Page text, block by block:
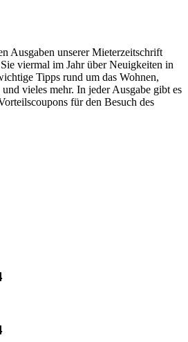
Ausgaben unserer Mieterzeitschrift
viermal im Jahr über Neuigkeiten in
Tipps rund um das Wohnen,
vieles mehr. In jeder Ausgabe gibt es
für den Besuch des